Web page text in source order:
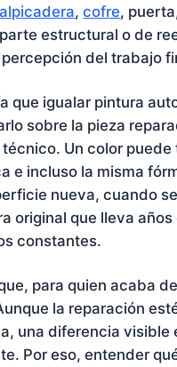
,cofre,
estructural o de
del trabajo
que igualar pintura
sobre la pieza
Un color
e incluso la misma
nueva, cuando
original que lleva
constantes.
para quien acaba
la reparación
una diferencia visible
Por eso, entender